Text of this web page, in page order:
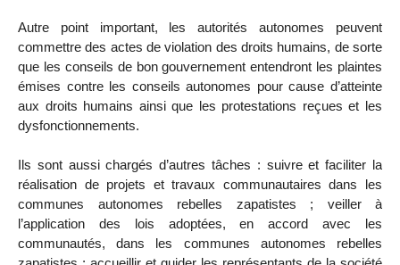
Autre point important, les autorités autonomes peuvent
commettre des actes de violation des droits humains, de sorte
que les conseils de bon gouvernement entendront les plaintes
émises contre les conseils autonomes pour cause d’atteinte
aux droits humains ainsi que les protestations reçues et les
dysfonctionnements.
Ils sont aussi chargés d’autres tâches : suivre et faciliter la
réalisation de projets et travaux communautaires dans les
communes autonomes rebelles zapatistes ; veiller à
l’application des lois adoptées, en accord avec les
communautés, dans les communes autonomes rebelles